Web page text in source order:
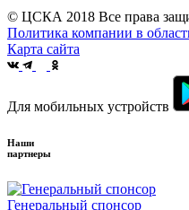
© ЦСКА 2018 Все права
Политика компании в
Карта сайта
Для мобильных устройств
Наши
партнеры
Генеральный спонсор